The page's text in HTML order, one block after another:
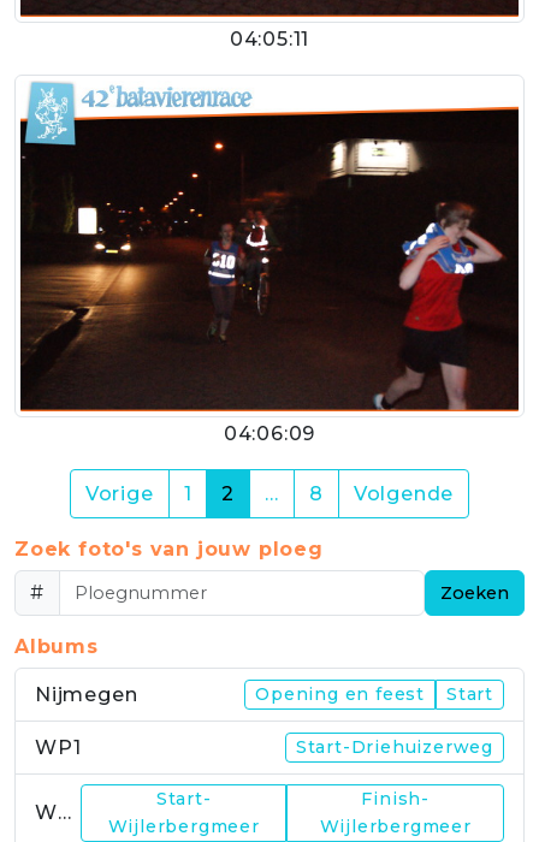
04:05:11
04:06:09
Vorige 1 2 (current)
… 8 Volgende
Zoek foto's van jouw ploeg
#
Zoeken
Albums
Nijmegen Opening en feest Start
WP1 Start-Driehuizerweg
WP2
Start-
Wijlerbergmeer
Finish-
Wijlerbergmeer